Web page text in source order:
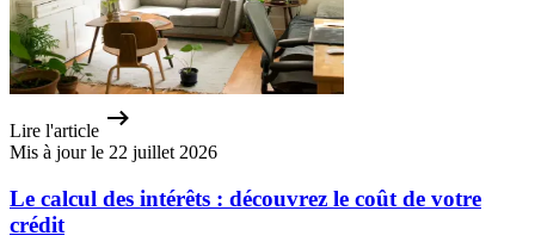
Lire l'article
Mis à jour le 22 juillet 2026
Le calcul des intérêts : découvrez le coût de votre
crédit